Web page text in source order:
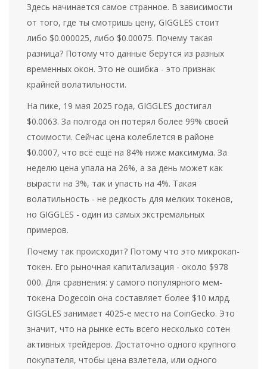
Здесь начинается самое странное. В зависимости
от того, где ты смотришь цену, GIGGLES стоит
либо $0.000025, либо $0.00075. Почему такая
разница? Потому что данные берутся из разных
временных окон. Это не ошибка - это признак
крайней волатильности.
На пике, 19 мая 2025 года, GIGGLES достигал
$0.0063. За полгода он потерял более 99% своей
стоимости. Сейчас цена колеблется в районе
$0.0007, что всё ещё на 84% ниже максимума. За
неделю цена упала на 26%, а за день может как
вырасти на 3%, так и упасть на 4%. Такая
волатильность - не редкость для мелких токенов,
но GIGGLES - один из самых экстремальных
примеров.
Почему так происходит? Потому что это микрокап-
токен. Его рыночная капитализация - около $978
000. Для сравнения: у самого популярного мем-
токена Dogecoin она составляет более $10 млрд.
GIGGLES занимает 4025-е место на CoinGecko. Это
значит, что на рынке есть всего несколько сотен
активных трейдеров. Достаточно одного крупного
покупателя, чтобы цена взлетела, или одного